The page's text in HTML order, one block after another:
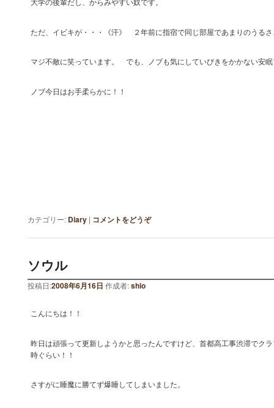
ただ、イビキが・・・《汗》 ２年前に指宿で同じ部屋であまりのうる
マジ不敵に笑っています。 でも、ノブも気にしていびきをかかない安
ノブ今日はお手柔らかに！！
カテゴリー: Diary | コメントをどうぞ
ソウル
投稿日:2008年6月16日 作成者:shio
こんにちは！！
昨日は頑張って更新しようかと思ったんですけど、首都高工事渋滞でク
時ぐらい！！
さすがに睡魔に勝てず爆睡してしまいました。